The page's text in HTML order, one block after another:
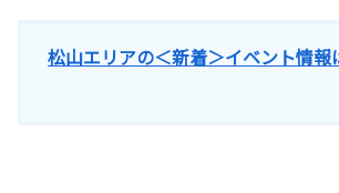
松山エリアの＜新着＞イベント情報